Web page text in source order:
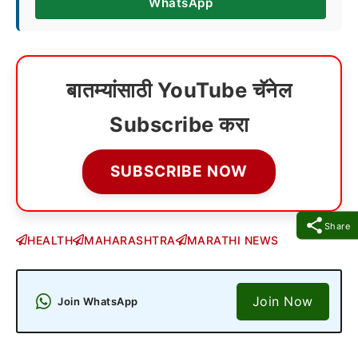
Share
बातम्यांसाठी YouTube चॅनेल
Subscribe करा
SUBSCRIBE NOW
HEALTH MAHARASHTRA MARATHI NEWS
Join WhatsApp Join Now